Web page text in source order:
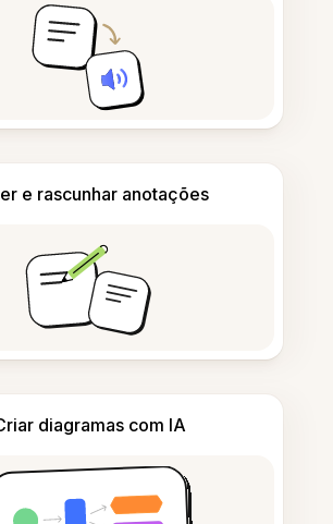
e rascunhar anotações
diagramas com IA